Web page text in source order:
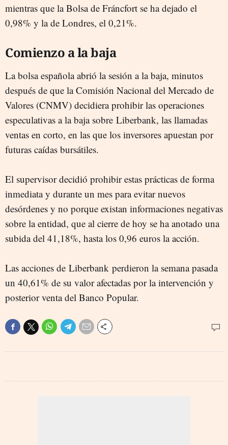
mientras que la Bolsa de Fráncfort se ha dejado el
0,98% y la de Londres, el 0,21%.
Comienzo a la baja
La bolsa española abrió la sesión a la baja, minutos
después de que la Comisión Nacional del Mercado de
Valores (CNMV) decidiera prohibir las operaciones
especulativas a la baja sobre Liberbank, las llamadas
ventas en corto, en las que los inversores apuestan por
futuras caídas bursátiles.
El supervisor decidió prohibir estas prácticas de forma
inmediata y durante un mes para evitar nuevos
desórdenes y no porque existan informaciones negativas
sobre la entidad, que al cierre de hoy se ha anotado una
subida del 41,18%, hasta los 0,96 euros la acción.
Las acciones de Liberbank perdieron la semana pasada
un 40,61% de su valor afectadas por la intervención y
posterior venta del Banco Popular.